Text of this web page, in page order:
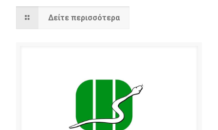
Δείτε περισσότερα